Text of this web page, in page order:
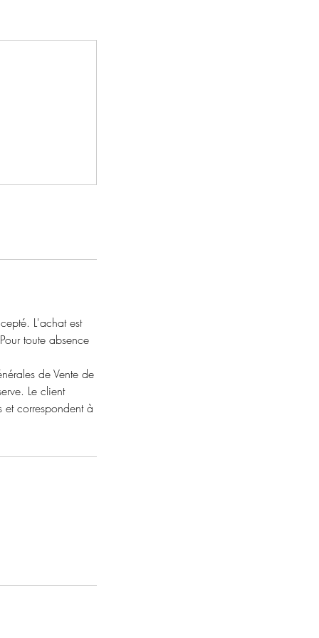
L'achat est
toute absence
de Vente de
Le client
et correspondent à